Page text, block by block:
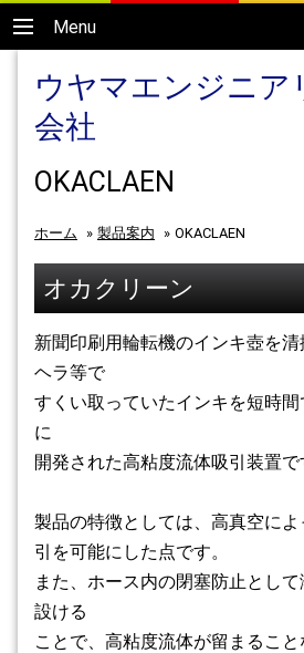
Menu
ウヤマエンジニア
会社
OKACLAEN
ホーム » 製品案内 » OKACLAEN
オカクリーン
新聞印刷用輪転機のインキ壺を
ヘラ等で
すくい取っていたインキを短時
に
開発された高粘度流体吸引装置で
製品の特徴としては、高真空に
引を可能にした点です。
また、ホース内の閉塞防止とし
設ける
ことで、高粘度流体が留まるこ